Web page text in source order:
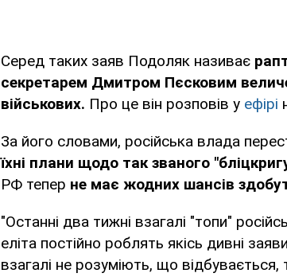
Серед таких заяв Подоляк називає
секретарем Дмитром Пєсковим
військових. Про це він розповів у ефірі
За його словами, російська влада
їхні плани щодо так званого
РФ тепер не має жодних шансів
"Останні два тижні взагалі "топи"
еліта постійно роблять якісь дивні
взагалі не розуміють, що